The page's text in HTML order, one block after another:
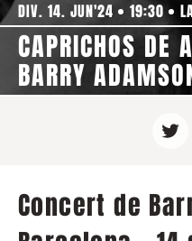
DIV. 14. JUN'24
19:30
CAPRICHOS DE
BARRY
Concert de